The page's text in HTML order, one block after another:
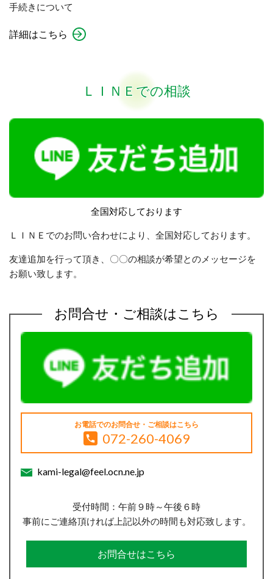
手続きについて
詳細はこちら
ＬＩＮＥでの相談
全国対応しております
ＬＩＮＥでのお問い合わせにより、全国対応しております。
友達追加を行って頂き、〇〇の相談が希望とのメッセージを
お願い致します。
お問合せ・ご相談はこちら
お電話でのお問合せ・ご相談はこちら
072-260-4069
kami-legal@feel.ocn.ne.jp
受付時間：午前９時～午後６時
事前にご連絡頂ければ上記以外の時間も対応致します。
お問合せはこちら